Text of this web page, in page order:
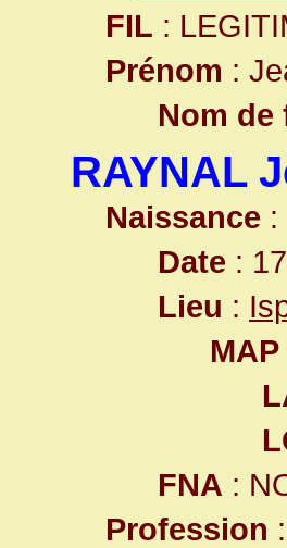
FIL :
Prénom :
Nom de
RAYNAL
Naissance :
Date :
Lieu :
MAP
FNA :
Profession